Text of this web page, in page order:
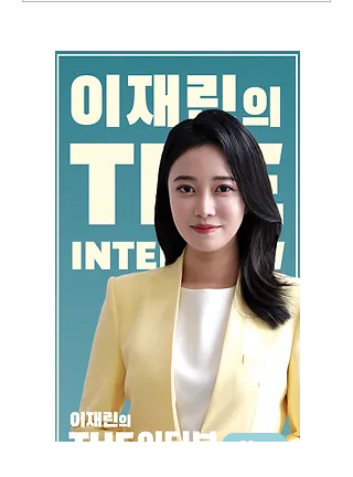
GO >>